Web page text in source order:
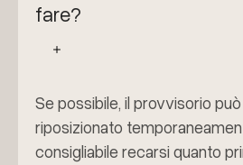
fare?
Se possibile, il provvisorio
riposizionato
consigliabile recarsi quanto